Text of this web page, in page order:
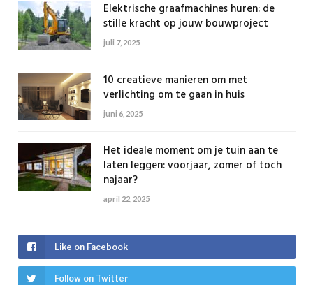
Elektrische graafmachines huren: de
stille kracht op jouw bouwproject
juli 7, 2025
10 creatieve manieren om met
verlichting om te gaan in huis
juni 6, 2025
Het ideale moment om je tuin aan te
laten leggen: voorjaar, zomer of toch
najaar?
april 22, 2025
Like on Facebook
Follow on Twitter